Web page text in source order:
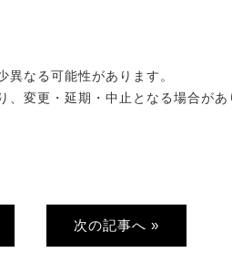
なる可能性があります。
変更・延期・中止となる場合があ
次の記事へ »